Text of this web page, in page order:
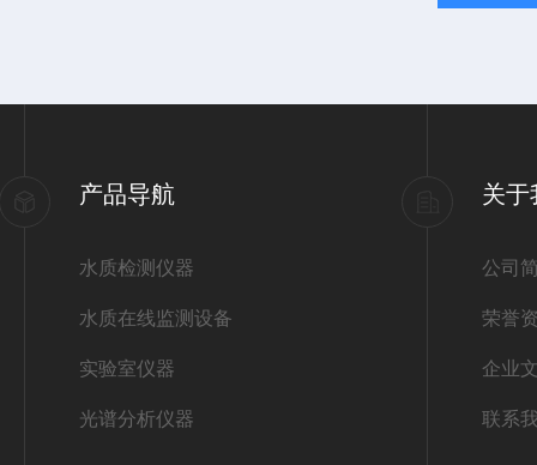
产品导航
水质检测仪器
水质在线监测设备
实验室仪器
光谱分析仪器
关于
公司
荣誉
企业
联系